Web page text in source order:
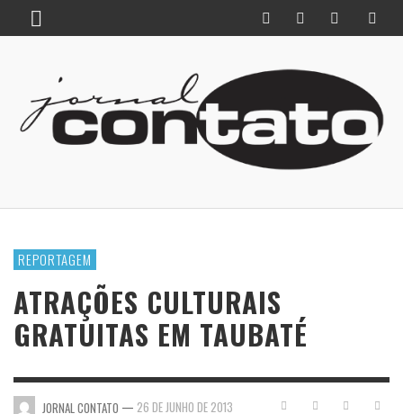
REPORTAGEM
ATRAÇÕES CULTURAIS
GRATUITAS EM TAUBATÉ
JORNAL CONTATO — 26 DE JUNHO DE 2013